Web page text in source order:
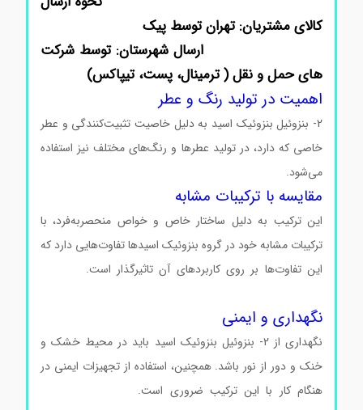
کالای مشتریان: تهران توسط پیک
ارسال شهرستان: توسط شرکت
های حمل و نقل ( ترمینال، پست، تیپاکس)
اهمیت در تولید رنگ و عطر
2- بنزوئیل بنزوئیک اسید به دلیل خاصیت تثبیت‌کنندگی و عطر
خاصی که دارد، در تولید عطرها و رنگ‌های مختلف نیز استفاده
می‌شود.2- بنزوئیل بنزوئیک اسید
مقایسه با ترکیبات مشابه
این ترکیب به دلیل ساختار خاص و خواص منحصربه‌فرد، با
ترکیبات مشابه خود در گروه بنزوئیک اسیدها تفاوت‌هایی دارد که
این تفاوت‌ها بر روی کاربردهای آن تاثیرگذار است.
نگهداری و ایمنی
نگهداری از 2- بنزوئیل بنزوئیک اسید باید در محیط خشک و
خنک و دور از نور باشد. همچنین، استفاده از تجهیزات ایمنی در
هنگام کار با این ترکیب ضروری است.